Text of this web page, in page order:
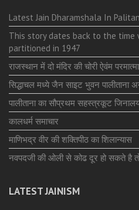
Latest Jain Dharamshala In
This story dates back to the time
partitioned in 1947
राजस्थान में दो मंदिर की चोरी ऐवंम
सिद्धाचल मध्ये जैन साइट भुवन पालीताना
पालीताना का सौप्रथम सहस्त्रकूट
कालधर्म समाचार
माणिभद्र वीर की शक्तिपीठ का शिलान्यास
नवपदजी की ओली से कोढ दूर हो सकते है
LATEST JAINISM